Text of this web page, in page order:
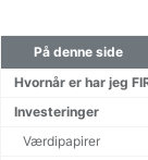
Skat af aktier
Crowdlending Danmark
På denne side
Hvornår er har jeg
Investeringer
Værdipapirer